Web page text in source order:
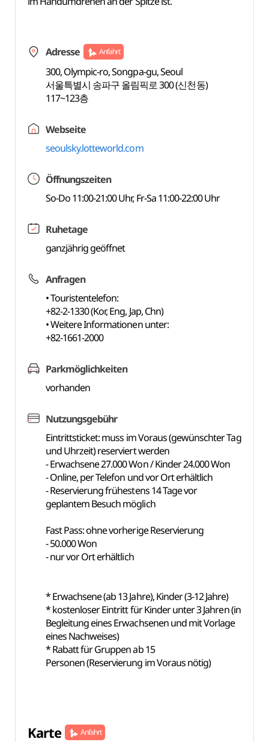
Adresse Anfahrt
300, Olympic-ro, Songpa-gu, Seoul
서울특별시 송파구 올림픽로 300 (신천동)
117~123층
Webseite
seoulsky.lotteworld.com
Öffnungszeiten
So-Do 11:00-21:00 Uhr, Fr-Sa 11:00-22:00 Uhr
Ruhetage
ganzjährig geöffnet
Anfragen
• Touristentelefon:
+82-2-1330 (Kor, Eng, Jap, Chn)
• Weitere Informationen unter:
+82-1661-2000
Parkmöglichkeiten
vorhanden
Nutzungsgebühr
Eintrittsticket: muss im Voraus (gewünschter Tag
und Uhrzeit) reserviert werden
- Erwachsene 27.000 Won / Kinder 24.000 Won
- Online, per Telefon und vor Ort erhältlich
- Reservierung frühestens 14 Tage vor
geplantem Besuch möglich
Fast Pass: ohne vorherige Reservierung
- 50.000 Won
- nur vor Ort erhältlich
* Erwachsene (ab 13 Jahre), Kinder (3-12 Jahre)
* kostenloser Eintritt für Kinder unter 3 Jahren (in
Begleitung eines Erwachsenen und mit Vorlage
eines Nachweises)
* Rabatt für Gruppen ab 15
Personen (Reservierung im Voraus nötig)
Karte Anfahrt